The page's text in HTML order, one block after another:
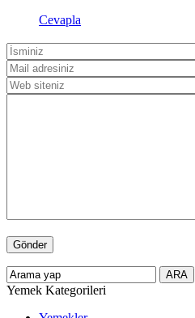
Cevapla
Yemek Kategorileri